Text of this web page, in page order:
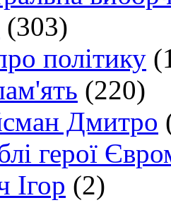
(303)
політику
(220)
Дмитро
герої
Ігор (2)